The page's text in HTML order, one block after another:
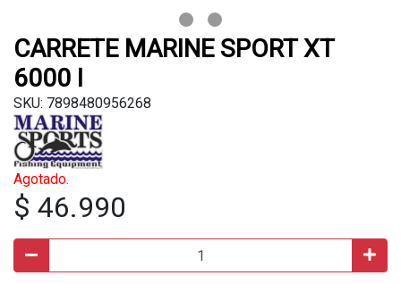
CARRETE MARINE SPORT XT
6000 I
SKU: 7898480956268
Agotado.
$ 46.990